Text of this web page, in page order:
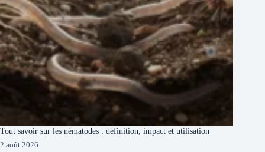
Tout savoir sur les nématodes : définition, impact et utilisation
2 août 2026